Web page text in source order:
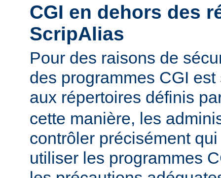
CGI en dehors des
ScripAlias
Pour des raisons de
des programmes CGI
aux répertoires définis
cette manière, les
contrôler précisément
utiliser les programmes